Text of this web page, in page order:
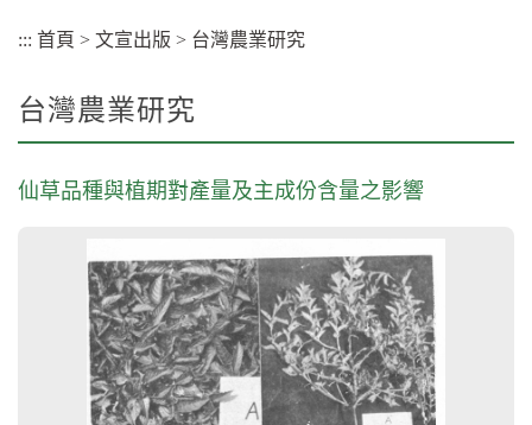
::: 首頁 > 文宣出版 > 台灣農業研究
台灣農業研究
仙草品種與植期對產量及主成份含量之影響